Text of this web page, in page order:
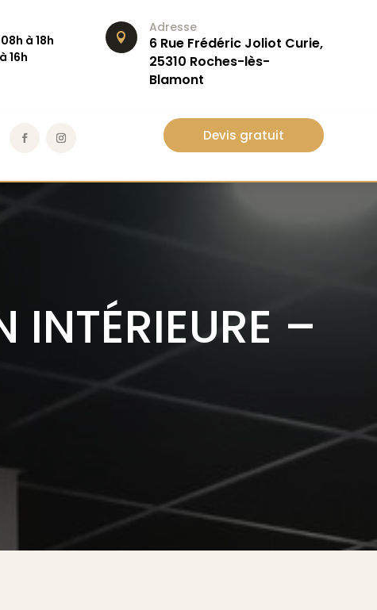
à 18h
16h

Adresse
6 Rue Frédéric Joliot Curie,
25310 Roches-lès-
Blamont
Devis gratuit
INTÉRIEURE –